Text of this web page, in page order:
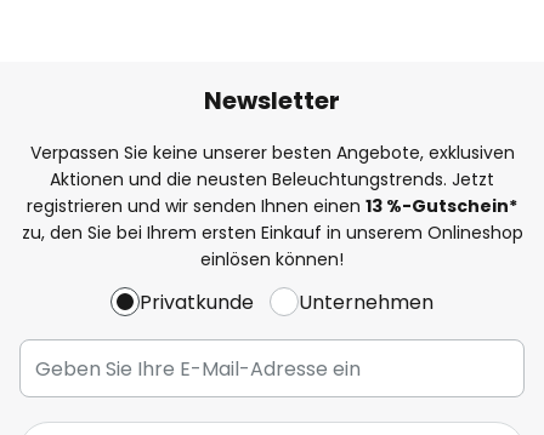
Newsletter
Verpassen Sie keine unserer besten Angebote, exklusiven
Aktionen und die neusten Beleuchtungstrends. Jetzt
registrieren und wir senden Ihnen einen 13 %-Gutschein*
zu, den Sie bei Ihrem ersten Einkauf in unserem Onlineshop
einlösen können!
Privatkunde Unternehmen